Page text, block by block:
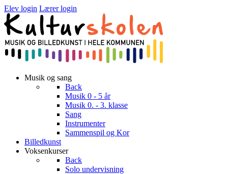
Elev login Lærer login
Musik og sang
Back
Musik 0 - 5 år
Musik 0. - 3. klasse
Sang
Instrumenter
Sammenspil og Kor
Billedkunst
Voksenkurser
Back
Solo undervisning